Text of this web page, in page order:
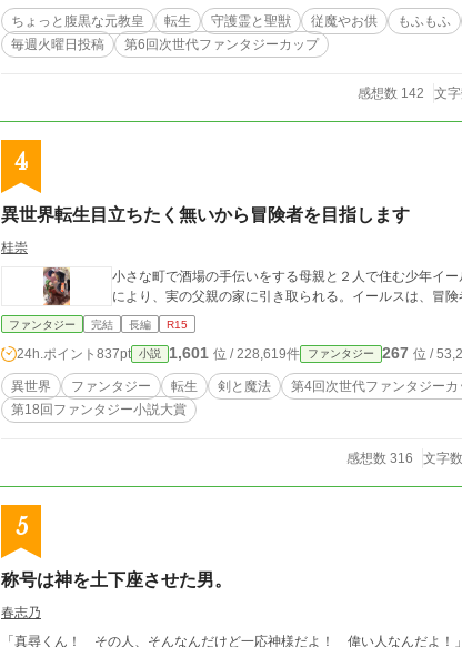
て 【愛され主人公賞】をいただきました。 応援してくださ
ちょっと腹黒な元教皇 転生 守護霊と聖獣 従魔やお供 もふもふ
毎週火曜日投稿
第6回次世代ファンタジーカップ
感想数 142 文
4
異世界転生目立ちたく無いから冒険者を目指します
桂崇
小さな町で酒場の手伝いをする母親と２人で住む少年イ
により、実の父親の家に引き取られる。イールスは、冒
ファンタジー 完結 長編 R15
24h.ポイント 837pt 小説 1,601 位 / 228,619件 ファンタジー 267 位 /
異世界 ファンタジー 転生 剣と魔法 第4回次世代ファンタジーカ
第18回ファンタジー小説大賞
感想数 316 文字
5
称号は神を土下座させた男。
春志乃
「真尋くん！ その人、そんなんだけど一応神様だよ！ 偉い人なんだよ！